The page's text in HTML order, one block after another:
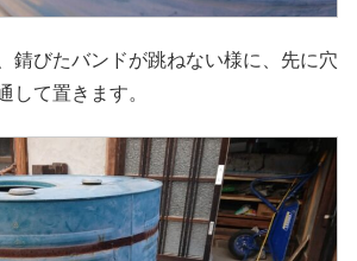
錆びたバンドが跳ねない様に、先に穴
して置きます。